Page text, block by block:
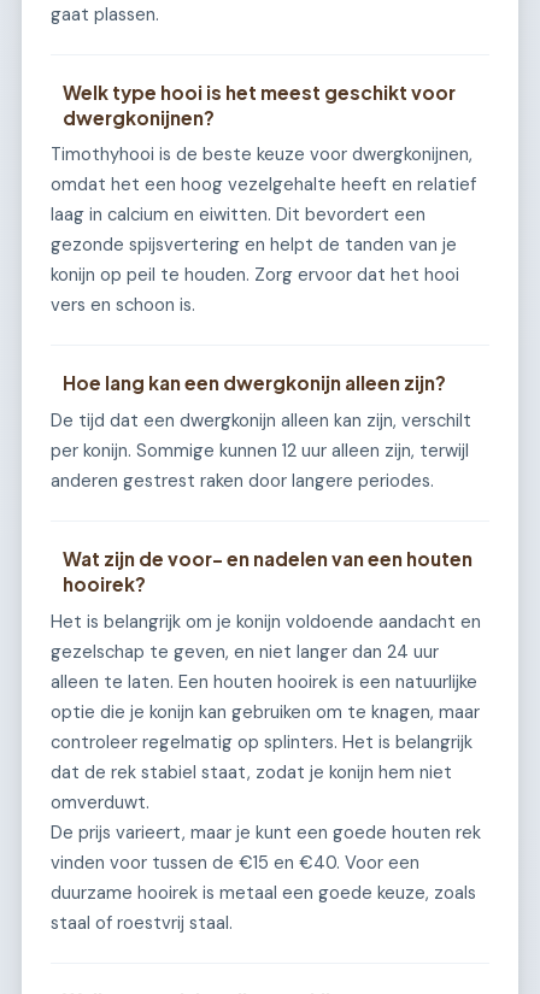
gaat plassen.
Welk type hooi is het meest geschikt voor
dwergkonijnen?
Timothyhooi is de beste keuze voor dwergkonijnen,
omdat het een hoog vezelgehalte heeft en relatief
laag in calcium en eiwitten. Dit bevordert een
gezonde spijsvertering en helpt de tanden van je
konijn op peil te houden. Zorg ervoor dat het hooi
vers en schoon is.
Hoe lang kan een dwergkonijn alleen zijn?
De tijd dat een dwergkonijn alleen kan zijn, verschilt
per konijn. Sommige kunnen 12 uur alleen zijn, terwijl
anderen gestrest raken door langere periodes.
Wat zijn de voor- en nadelen van een houten
hooirek?
Het is belangrijk om je konijn voldoende aandacht en
gezelschap te geven, en niet langer dan 24 uur
alleen te laten. Een houten hooirek is een natuurlijke
optie die je konijn kan gebruiken om te knagen, maar
controleer regelmatig op splinters. Het is belangrijk
dat de rek stabiel staat, zodat je konijn hem niet
omverduwt.
De prijs varieert, maar je kunt een goede houten rek
vinden voor tussen de €15 en €40. Voor een
duurzame hooirek is metaal een goede keuze, zoals
staal of roestvrij staal.